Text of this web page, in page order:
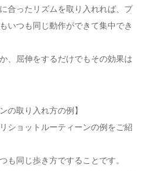
合ったリズムを取り入れれば、プ
いつも同じ動作ができて集中でき
、屈伸をするだけでもその効果は
の取り入れ方の例】
ショットルーティーンの例をご紹
も同じ歩き方ですることです。